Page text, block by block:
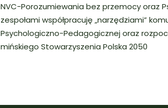
NVC-Porozumiewania bez przemocy oraz
zespołami współpracuję „narzędziami”
Psychologiczno-Pedagogicznej oraz
mińskiego Stowarzyszenia Polska 2050